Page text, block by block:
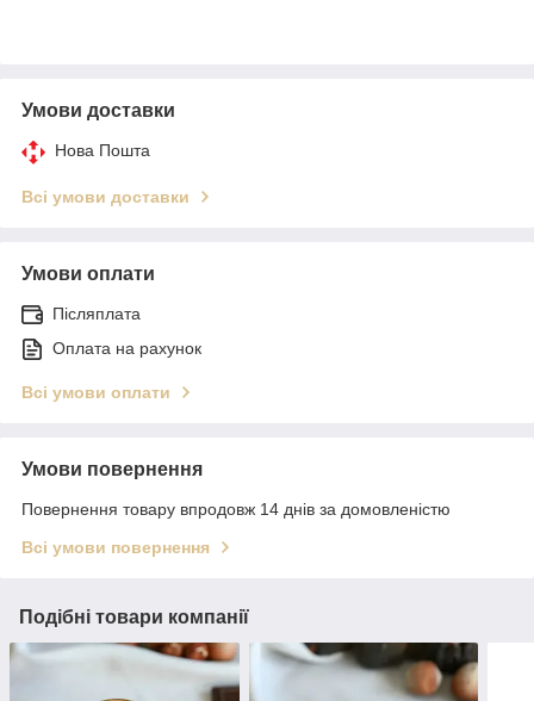
Умови доставки
Нова Пошта
Всі умови доставки
Умови оплати
Післяплата
Оплата на рахунок
Всі умови оплати
Умови повернення
Повернення товару впродовж 14 днів за домовленістю
Всі умови повернення
Подібні товари компанії